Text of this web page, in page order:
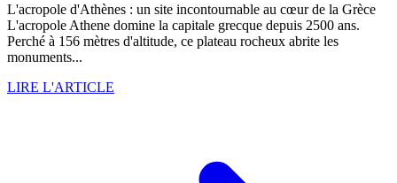
L'acropole d'Athènes : un site incontournable au cœur de la Grèce
L'acropole Athene domine la capitale grecque depuis 2500 ans.
Perché à 156 mètres d'altitude, ce plateau rocheux abrite les
monuments...
LIRE L'ARTICLE